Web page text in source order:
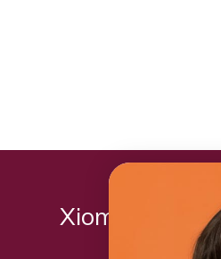
Xiomara